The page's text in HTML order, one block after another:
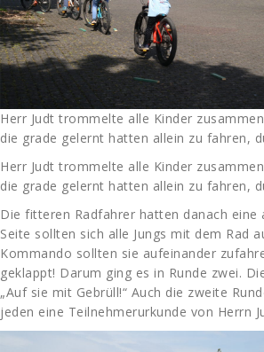
Herr Judt trommelte alle Kinder
die grade gelernt hatten allein zu fahren,
Herr Judt trommelte alle Kinder
die grade gelernt hatten allein zu fahren,
Die fitteren Radfahrer hatten danach
Seite sollten sich alle Jungs mit dem Rad
Kommando sollten sie aufeinander
geklappt! Darum ging es in Runde zwei.
„Auf sie mit Gebrüll!“ Auch die zweite
jeden eine Teilnehmerurkunde von Herrn